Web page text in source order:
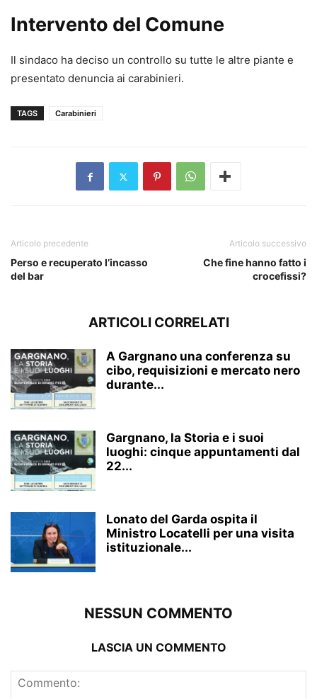
Intervento del Comune
Il sindaco ha deciso un controllo su tutte le altre piante e
presentato denuncia ai carabinieri.
TAGS Carabinieri
Articolo precedente
Perso e recuperato l’incasso
del bar
Articolo successivo
Che fine hanno fatto i
crocefissi?
ARTICOLI CORRELATI
A Gargnano una conferenza su
cibo, requisizioni e mercato nero
durante...
Gargnano, la Storia e i suoi
luoghi: cinque appuntamenti dal
22...
Lonato del Garda ospita il
Ministro Locatelli per una visita
istituzionale...
NESSUN COMMENTO
LASCIA UN COMMENTO